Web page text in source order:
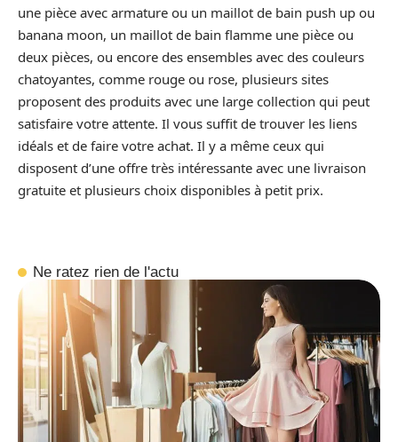
une pièce avec armature ou un maillot de bain push up ou
banana moon, un maillot de bain flamme une pièce ou
deux pièces, ou encore des ensembles avec des couleurs
chatoyantes, comme rouge ou rose, plusieurs sites
proposent des produits avec une large collection qui peut
satisfaire votre attente. Il vous suffit de trouver les liens
idéals et de faire votre achat. Il y a même ceux qui
disposent d’une offre très intéressante avec une livraison
gratuite et plusieurs choix disponibles à petit prix.
Ne ratez rien de l'actu